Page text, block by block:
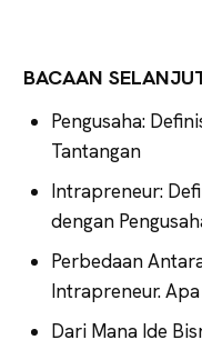
BACAAN
Pengusaha:
Tantangan
Intrapreneur:
dengan
Perbedaan
Intrapreneur. Apa
Dari Mana Ide